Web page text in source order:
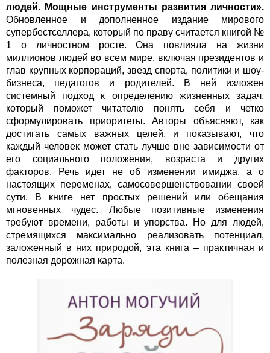
людей. Мощные инструменты развития личности».
Обновленное и дополненное издание мирового
супербестселлера, который по праву считается книгой №
1 о личностном росте. Она повлияла на жизни
миллионов людей во всем мире, включая президентов и
глав крупных корпораций, звезд спорта, политики и шоу-
бизнеса, педагогов и родителей. В ней изложен
системный подход к определению жизненных задач,
который поможет читателю понять себя и четко
сформулировать приоритеты. Авторы объясняют, как
достигать самых важных целей, и показывают, что
каждый человек может стать лучше вне зависимости от
его социального положения, возраста и других
факторов. Речь идет не об изменении имиджа, а о
настоящих переменах, самосовершенствовании своей
сути. В книге нет простых решений или обещания
мгновенных чудес. Любые позитивные изменения
требуют времени, работы и упорства. Но для людей,
стремящихся максимально реализовать потенциал,
заложенный в них природой, эта книга – практичная и
полезная дорожная карта.